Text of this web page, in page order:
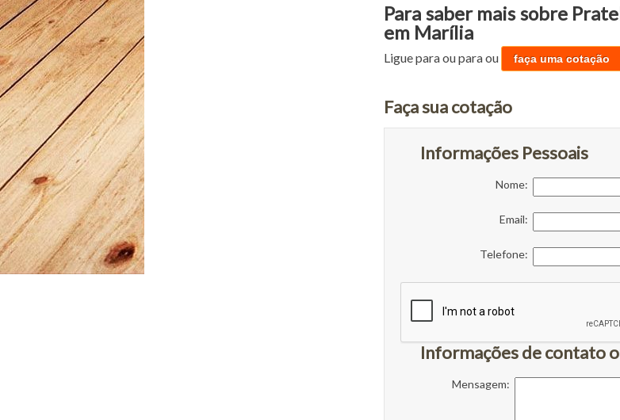
Para saber mais sobre
em Marília
Ligue paraou paraou faça uma cotação
Faça sua cotação
Informações Pessoais
Nome:
Email:
Telefone:
Informações de contato
Mensagem: